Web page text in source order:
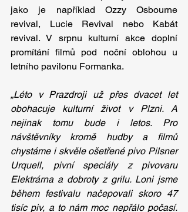
jako je například Ozzy Osbourne
revival, Lucie Revival nebo Kabát
revival. V srpnu kulturní akce doplní
promítání filmů pod noční oblohou u
letního pavilonu Formanka.
„Léto v Prazdroji už přes dvacet let
obohacuje kulturní život v Plzni. A
nejinak tomu bude i letos. Pro
návštěvníky kromě hudby a filmů
chystáme i skvěle ošetřené pivo Pilsner
Urquell, pivní speciály z pivovaru
Elektrárna a dobroty z grilu. Loni jsme
během festivalu načepovali skoro 47
tisíc piv, a to nám moc nepřálo počasí.